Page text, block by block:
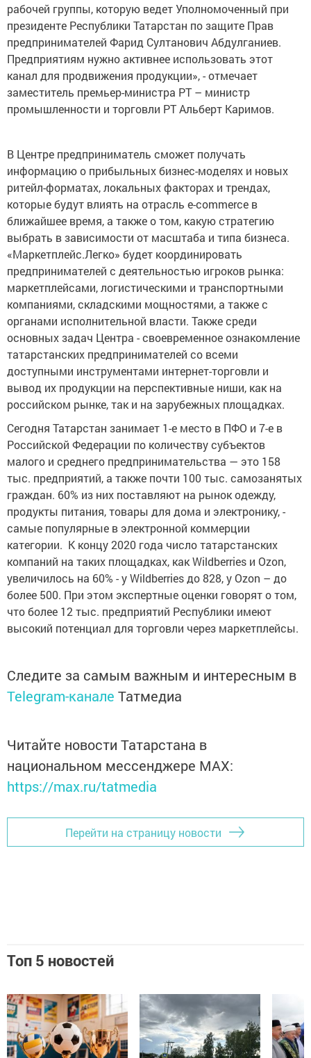
рабочей группы, которую ведет Уполномоченный при
президенте Республики Татарстан по защите Прав
предпринимателей Фарид Султанович Абдулганиев.
Предприятиям нужно активнее использовать этот
канал для продвижения продукции», - отмечает
заместитель премьер-министра РТ – министр
промышленности и торговли РТ Альберт Каримов.
В Центре предприниматель сможет получать
информацию о прибыльных бизнес-моделях и новых
ритейл-форматах, локальных факторах и трендах,
которые будут влиять на отрасль e-commerce в
ближайшее время, а также о том, какую стратегию
выбрать в зависимости от масштаба и типа бизнеса.
«Маркетплейс.Легко» будет координировать
предпринимателей с деятельностью игроков рынка:
маркетплейсами, логистическими и транспортными
компаниями, складскими мощностями, а также с
органами исполнительной власти. Также среди
основных задач Центра - своевременное ознакомление
татарстанских предпринимателей со всеми
доступными инструментами интернет-торговли и
вывод их продукции на перспективные ниши, как на
российском рынке, так и на зарубежных площадках.
Сегодня Татарстан занимает 1-е место в ПФО и 7-е в
Российской Федерации по количеству субъектов
малого и среднего предпринимательства — это 158
тыс. предприятий, а также почти 100 тыс. самозанятых
граждан. 60% из них поставляют на рынок одежду,
продукты питания, товары для дома и электронику, -
самые популярные в электронной коммерции
категории. К концу 2020 года число татарстанских
компаний на таких площадках, как Wildberries и Ozon,
увеличилось на 60% - у Wildberries до 828, у Ozon – до
более 500. При этом экспертные оценки говорят о том,
что более 12 тыс. предприятий Республики имеют
высокий потенциал для торговли через маркетплейсы.
Следите за самым важным и интересным в
Telegram-канале Татмедиа
Читайте новости Татарстана в
национальном мессенджере MАХ:
https://max.ru/tatmedia
Перейти на страницу новости
Топ 5 новостей